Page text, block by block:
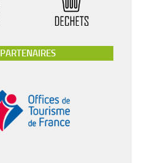
PARTENAIRES